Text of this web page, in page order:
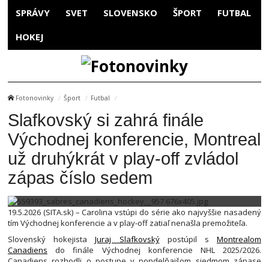
SPRÁVY SVET SLOVENSKO ŠPORT FUTBAL
HOKEJ
Fotonovinky Šport Futbal
Slafkovský si zahrá finále
Východnej konferencie, Montreal
už druhýkrát v play-off zvládol
zápas číslo sedem
19.5.2026 (SITA.sk) – Carolina vstúpi do série ako najvyššie nasadený
tím Východnej konferencie a v play-off zatiaľ nenašla premožiteľa.
Slovenský hokejistaJuraj Slafkovskýpostúpil sMontrealom
Canadiens do finále Východnej konferencie NHL 2025/2026.